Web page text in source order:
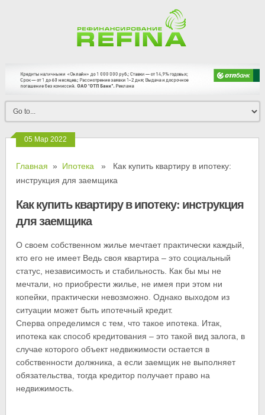
05 Мар 2022
Главная » Ипотека » Как купить квартиру в ипотеку:
инструкция для заемщика
Как купить квартиру в ипотеку: инструкция
для заемщика
О своем собственном жилье мечтает практически каждый,
кто его не имеет Ведь своя квартира – это социальный
статус, независимость и стабильность. Как бы мы не
мечтали, но приобрести жилье, не имея при этом ни
копейки, практически невозможно. Однако выходом из
ситуации может быть ипотечный кредит.
Сперва определимся с тем, что такое ипотека. Итак,
ипотека как способ кредитования – это такой вид залога, в
случае которого объект недвижимости остается в
собственности должника, а если заемщик не выполняет
обязательства, тогда кредитор получает право на
недвижимость.